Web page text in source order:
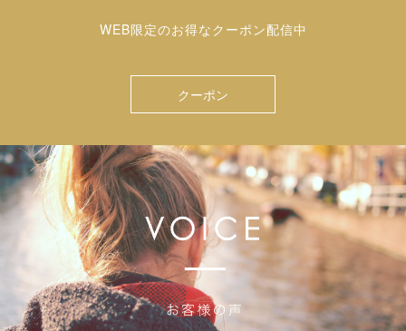
WEB限定のお得なクーポン配信中
クーポン